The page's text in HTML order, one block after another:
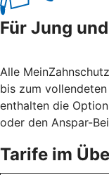
Für Jung
Alle
bis zum
enthalten die
oder den Anspar-
Tarife im